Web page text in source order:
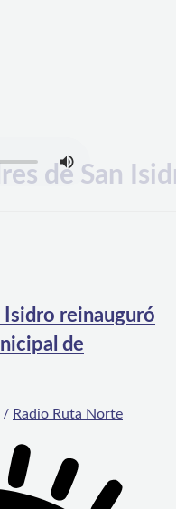
de San
Isidro reinauguró
de
/ Radio Ruta Norte